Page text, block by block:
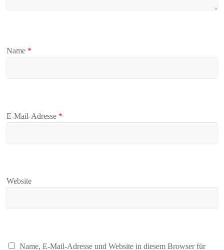
Name *
E-Mail-Adresse *
Website
Name, E-Mail-Adresse und Website in diesem Browser für